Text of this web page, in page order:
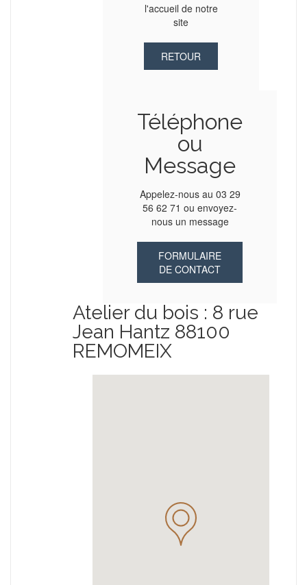
l'accueil de notre
site
RETOUR
Téléphone
ou
Message
Appelez-nous au 03 29
56 62 71 ou envoyez-
nous un message
FORMULAIRE
DE CONTACT
Atelier du bois : 8 rue
Jean Hantz 88100
REMOMEIX